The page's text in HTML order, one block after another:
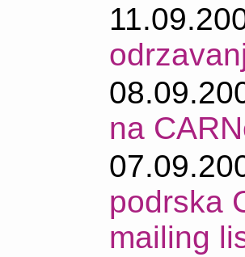
na
podrska
mailing